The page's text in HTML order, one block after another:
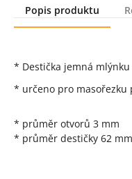
Popis produktu
* Destička jemná
* určeno pro masořezku
* průměr otvorů 3 mm
* průměr destičky 62 mm